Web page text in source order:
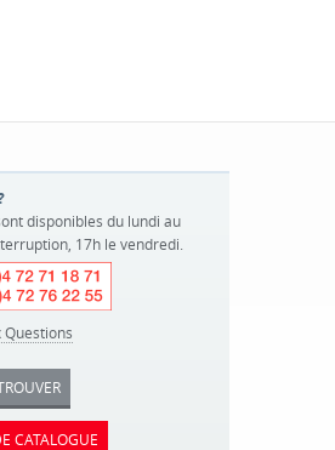
disponibles du lundi au
17h le vendredi.
Questions
CATALOGUE